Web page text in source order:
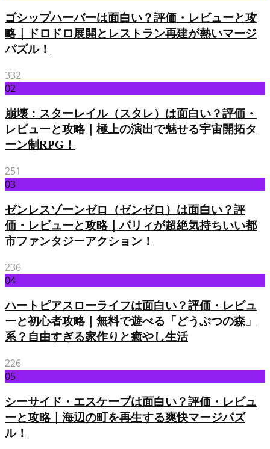
ー
ジ
り
ゴシップハーバーは面白い？評価・レビューと攻
略｜ドロドロ展開とレストラン再建が熱いマージ
パズル！
332
02
崩壊：スターレイル（スタレ）は面白い？評価・
レビューと攻略｜極上の演出で魅せる宇宙開拓タ
ーン制RPG！
251
03
ゼンレスゾーンゼロ（ゼンゼロ）は面白い？評
価・レビューと攻略｜パリィが超絶気持ちいい都
市ファンタジーアクション！
236
04
ハートピアスローライフは面白い？評価・レビュ
ーと初心者攻略｜無料で遊べる「どうぶつの森」
系？自由すぎる家作りと癒やし生活
226
05
シーサイド・エスケープは面白い？評価・レビュ
ーと攻略｜海辺の町を再生する爽快マージパズ
ル！